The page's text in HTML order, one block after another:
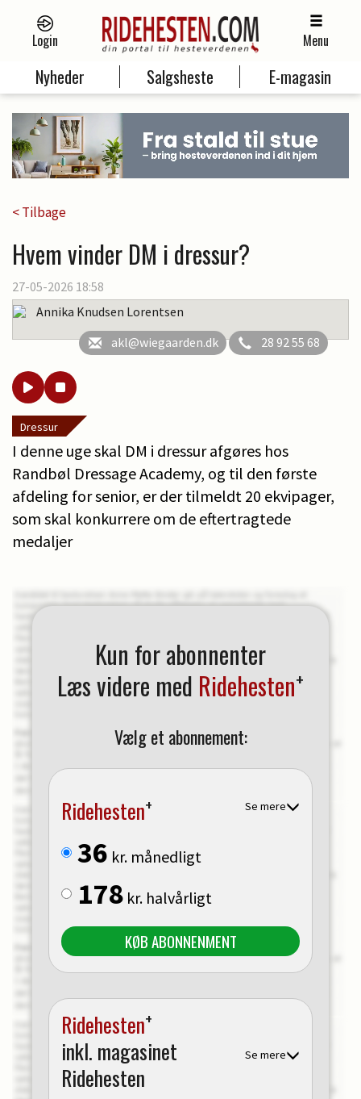
Login Menu
Nyheder Salgsheste E-magasin
< Tilbage
Hvem vinder DM i dressur?
27-05-2026 18:58
Annika Knudsen Lorentsen
akl@wiegaarden.dk
28 92 55 68
Dressur
I denne uge skal DM i dressur afgøres hos
Randbøl Dressage Academy, og til den første
afdeling for senior, er der tilmeldt 20 ekvipager,
som skal konkurrere om de eftertragtede
medaljer
Kun for abonnenter
Læs videre med Ridehesten+
Vælg et abonnement:
Ridehesten+ Se mere
36 kr. månedligt
178 kr. halvårligt
KØB ABONNENMENT
Ridehesten+
inkl. magasinet
Ridehesten
Se mere